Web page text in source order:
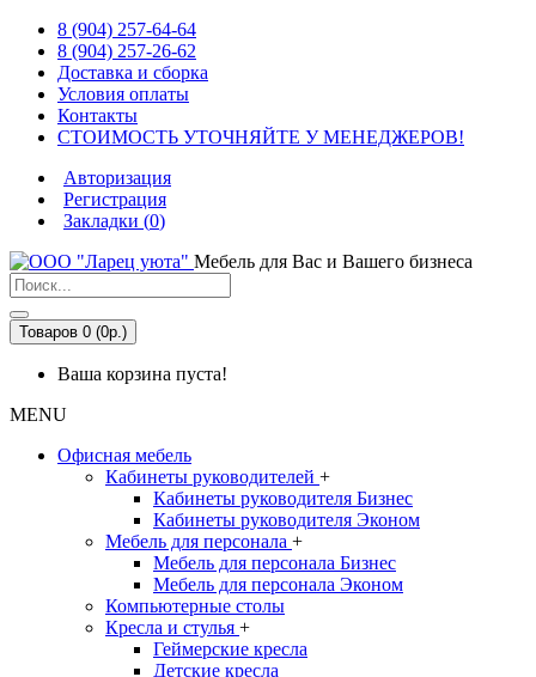
8 (904) 257-64-64
8 (904) 257-26-62
Доставка и сборка
Условия оплаты
Контакты
СТОИМОСТЬ УТОЧНЯЙТЕ У МЕНЕДЖЕРОВ!
Авторизация
Регистрация
Закладки (0)
Мебель для Вас и Вашего бизнеса
Товаров 0 (0р.)
Ваша корзина пуста!
MENU
Офисная мебель
Кабинеты руководителей +
Кабинеты руководителя Бизнес
Кабинеты руководителя Эконом
Мебель для персонала +
Мебель для персонала Бизнес
Мебель для персонала Эконом
Компьютерные столы
Кресла и стулья +
Геймерские кресла
Детские кресла